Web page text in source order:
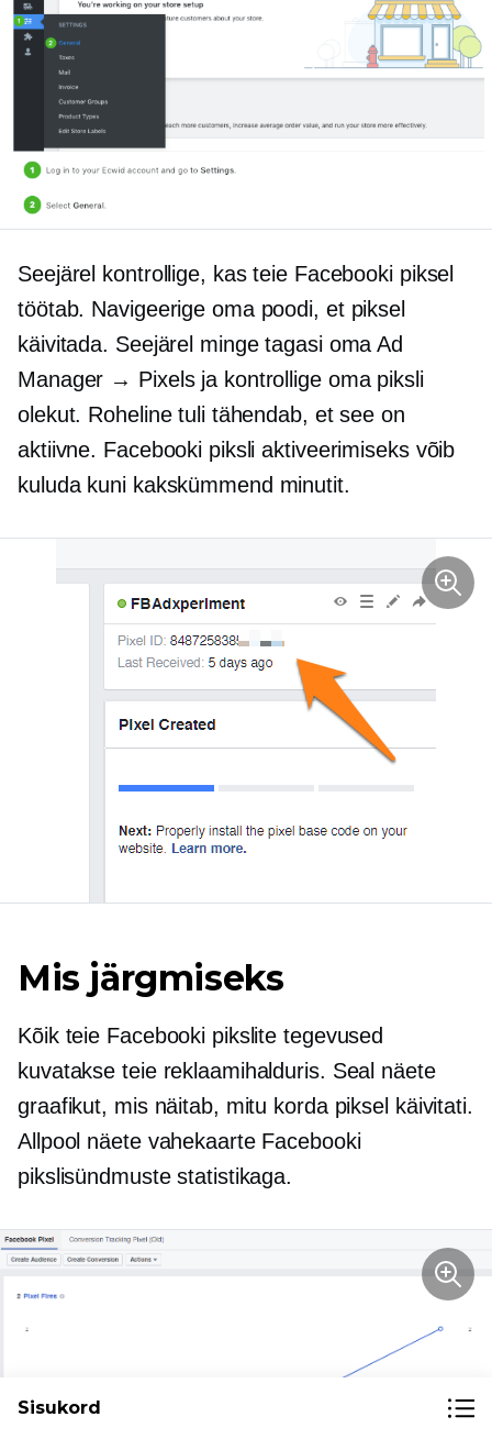
Seejärel kontrollige, kas teie Facebooki piksel
töötab. Navigeerige oma poodi, et piksel
käivitada. Seejärel minge tagasi oma Ad
Manager → Pixels ja kontrollige oma piksli
olekut. Roheline tuli tähendab, et see on
aktiivne. Facebooki piksli aktiveerimiseks võib
kuluda kuni kakskümmend minutit.
Mis järgmiseks
Kõik teie Facebooki pikslite tegevused
kuvatakse teie reklaamihalduris. Seal näete
graafikut, mis näitab, mitu korda piksel käivitati.
Allpool näete vahekaarte Facebooki
pikslisündmuste statistikaga.
Sisukord